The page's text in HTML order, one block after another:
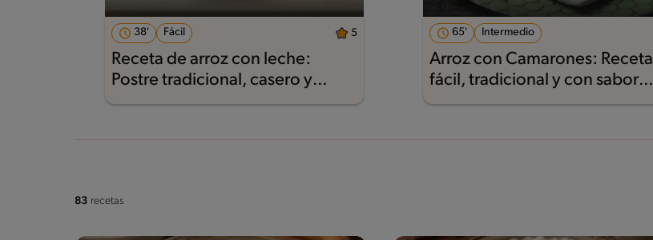
38' Fácil 5
Receta de arroz con leche:
Postre tradicional, casero y
delicioso
65' Intermedio
Arroz con Camarones: Receta
fácil, tradicional y con sabor
Maggi®
83 recetas